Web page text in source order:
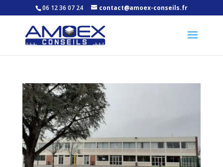
06 12 36 07 24 contact@amoex-conseils.fr